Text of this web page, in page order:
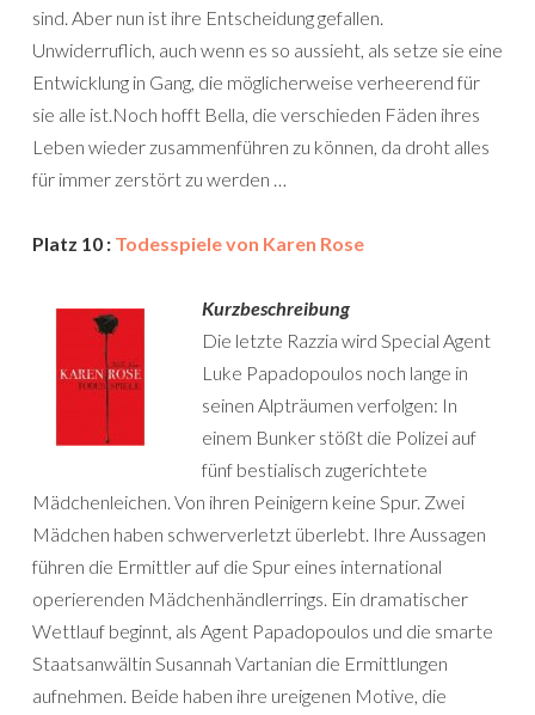
sind. Aber nun ist ihre Entscheidung gefallen.
Unwiderruflich, auch wenn es so aussieht, als setze sie eine
Entwicklung in Gang, die möglicherweise verheerend für
sie alle ist.Noch hofft Bella, die verschieden Fäden ihres
Leben wieder zusammenführen zu können, da droht alles
für immer zerstört zu werden …
Platz 10 : Todesspiele von Karen Rose
Kurzbeschreibung
Die letzte Razzia wird Special Agent
Luke Papadopoulos noch lange in
seinen Alpträumen verfolgen: In
einem Bunker stößt die Polizei auf
fünf bestialisch zugerichtete
Mädchenleichen. Von ihren Peinigern keine Spur. Zwei
Mädchen haben schwerverletzt überlebt. Ihre Aussagen
führen die Ermittler auf die Spur eines international
operierenden Mädchenhändlerrings. Ein dramatischer
Wettlauf beginnt, als Agent Papadopoulos und die smarte
Staatsanwältin Susannah Vartanian die Ermittlungen
aufnehmen. Beide haben ihre ureigenen Motive, die